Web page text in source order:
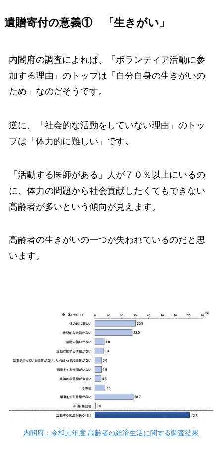
遺贈寄付の意義① 「生きがい」
内閣府の調査によれば、「ボランティア活動に参
加する理由」のトップは「自分自身の生きがいの
ため」なのだそうです。
逆に、「社会的な活動をしていない理由」のトッ
プは「体力的に難しい」です。
「活動する医師がある」人が７０％以上にいるの
に、体力の問題から社会貢献したくてもできない
高齢者が多いという傾向が見えます。
高齢者の生きがいの一つが失われているのだと思
います。
内閣府：令和元年度 高齢者の経済生活に関する調査結果